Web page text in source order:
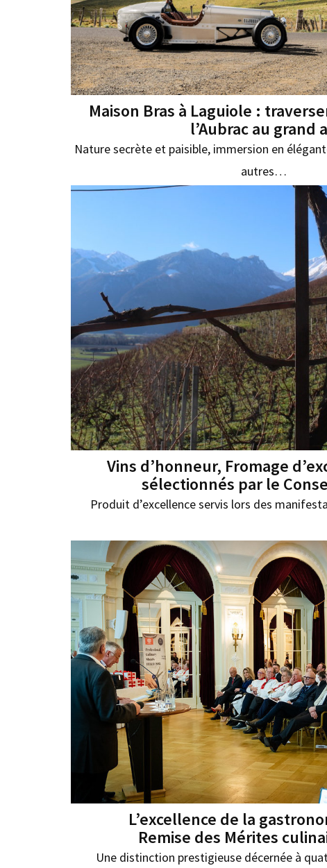
Maison Bras à Laguiole :
l’Aubrac au grand
Nature secrète et paisible, immersion en
autres…
Vins d’honneur, Fromage
sélectionnés par le
Produit d’excellence servis lors des
L’excellence de la
Remise des Mérites
Une distinction prestigieuse décernée à